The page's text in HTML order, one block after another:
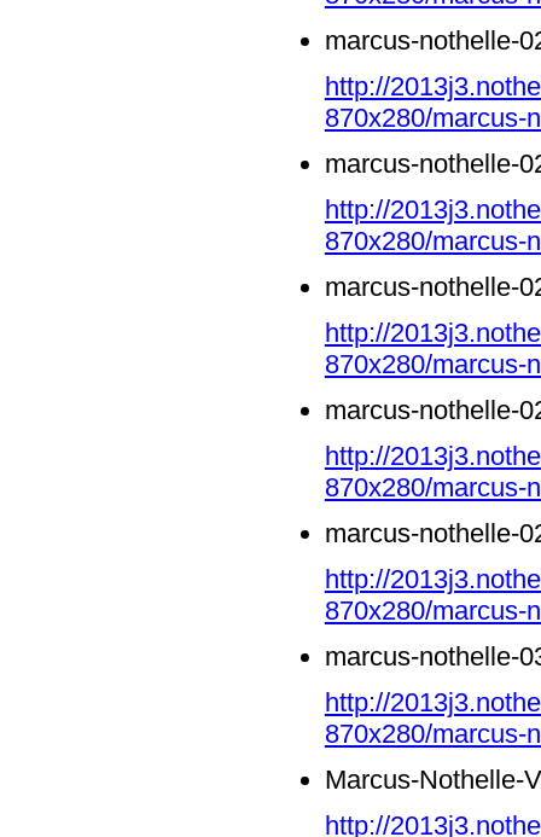
marcus-nothelle-
http://
870x280/marcus-
marcus-nothelle-
http://
870x280/marcus-
marcus-nothelle-
http://
870x280/marcus-
marcus-nothelle-
http://
870x280/marcus-
marcus-nothelle-
http://
870x280/marcus-
marcus-nothelle-
http://
870x280/marcus-
Marcus-Nothelle-
http://